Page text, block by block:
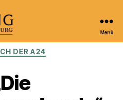
Menü
Kategorien
DER A24